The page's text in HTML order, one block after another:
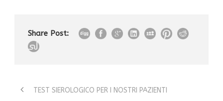
Share Post:
TEST SIEROLOGICO PER I NOSTRI PAZIENTI